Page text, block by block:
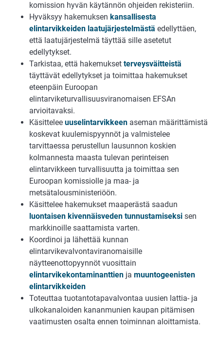
komission hyvän käytännön ohjeiden rekisteriin.
Hyväksyy hakemuksen kansallisesta
elintarvikkeiden laatujärjestelmästä edellyttäen,
että laatujärjestelmä täyttää sille asetetut
edellytykset.
Tarkistaa, että hakemukset terveysväitteistä
täyttävät edellytykset ja toimittaa hakemukset
eteenpäin Euroopan
elintarviketurvallisuusviranomaisen EFSAn
arvioitavaksi.
Käsittelee uuselintarvikkeen aseman määrittämistä
koskevat kuulemispyynnöt ja valmistelee
tarvittaessa perustellun lausunnon koskien
kolmannesta maasta tulevan perinteisen
elintarvikkeen turvallisuutta ja toimittaa sen
Euroopan komissiolle ja maa- ja
metsätalousministeriöön.
Käsittelee hakemukset maaperästä saadun
luontaisen kivennäisveden tunnustamiseksi sen
markkinoille saattamista varten.
Koordinoi ja lähettää kunnan
elintarvikevalvontaviranomaisille
näytteenottopyynnöt vuosittain
elintarvikekontaminanttien ja muuntogeenisten
elintarvikkeiden
Toteuttaa tuotantotapavalvontaa uusien lattia- ja
ulkokanaloiden kananmunien kaupan pitämisen
vaatimusten osalta ennen toiminnan aloittamista.